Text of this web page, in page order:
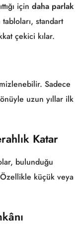
için daha parlak
standart
çekici kılar.
Sadece
uzun yıllar ilk
Katar
bulunduğu
küçük veya